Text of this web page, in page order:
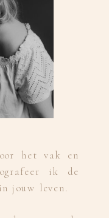
het vak en
ik de
jouw leven.